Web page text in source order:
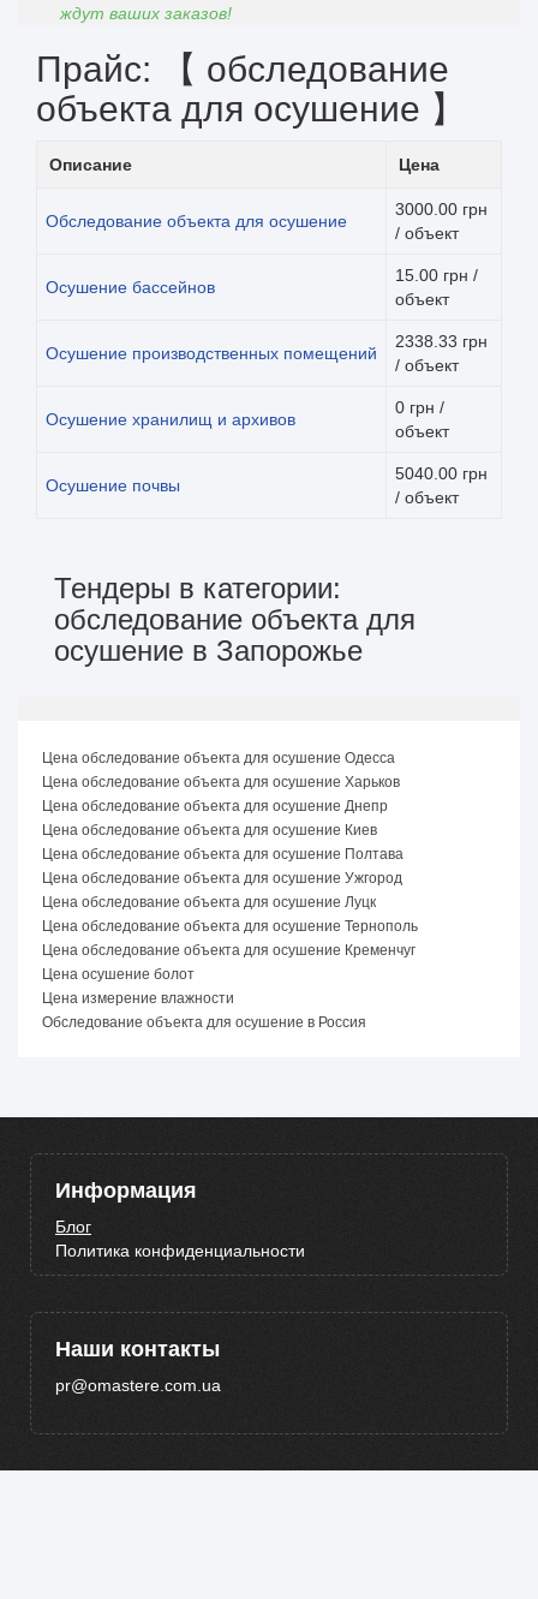
ждут ваших заказов!
Прайс: 【 обследование
объекта для осушение 】
Описание Цена
Обследование объекта для осушение
3000.00 грн
/ объект
Осушение бассейнов
15.00 грн /
объект
Осушение производственных помещений
2338.33 грн
/ объект
Осушение хранилищ и архивов
0 грн /
объект
Осушение почвы
5040.00 грн
/ объект
Тендеры в категории:
обследование объекта для
осушение в Запорожье
Цена обследование объекта для осушение Одесса
Цена обследование объекта для осушение Харьков
Цена обследование объекта для осушение Днепр
Цена обследование объекта для осушение Киев
Цена обследование объекта для осушение Полтава
Цена обследование объекта для осушение Ужгород
Цена обследование объекта для осушение Луцк
Цена обследование объекта для осушение Тернополь
Цена обследование объекта для осушение Кременчуг
Цена осушение болот
Цена измерение влажности
Обследование объекта для осушение в Россия
Информация
Блог
Политика конфиденциальности
Наши контакты
pr@omastere.com.ua